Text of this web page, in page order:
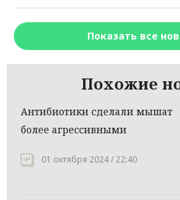
Показать все
Похожие
Антибиотики сделали мышат
более агрессивными
01 октября 2024 / 22:40